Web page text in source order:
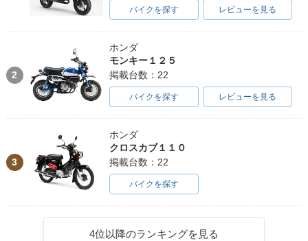
バイクを探す レビューを見る
2
ホンダ
モンキー１２５
掲載台数：22
バイクを探す レビューを見る
3
ホンダ
クロスカブ１１０
掲載台数：22
バイクを探す
4位以降のランキングを見る